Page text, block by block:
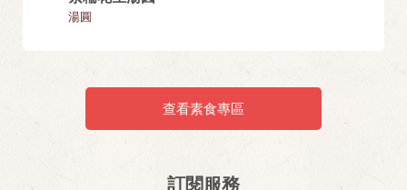
湯圓
查看素食專區
訂閱服務